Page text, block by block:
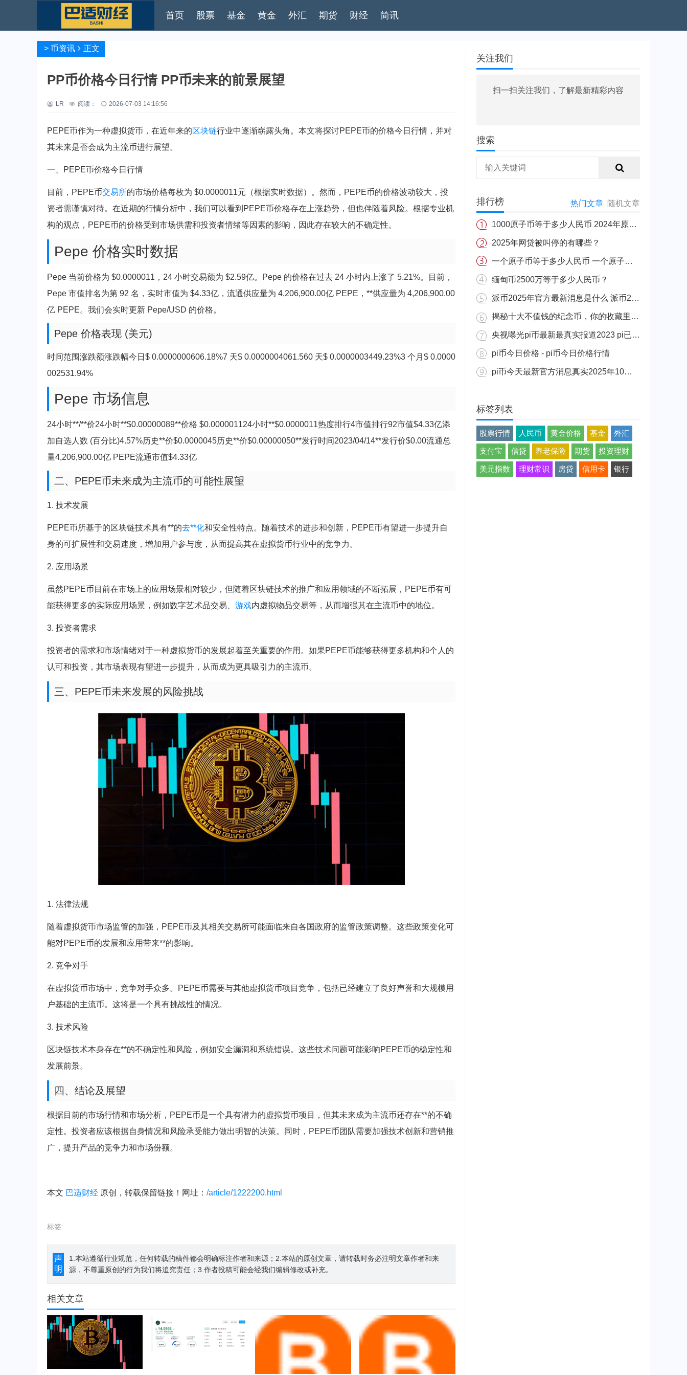
首页 股票 基金 黄金 外汇 期货 财经 简讯
> 币资讯 正文
PP币价格今日行情 PP币未来的前景展望
LR 阅读： 2026-07-03 14:16:56
PEPE币作为一种虚拟货币，在近年来的区块链行业中逐渐崭露头角。本文将探讨PEPE币的价格今日行情，并对
其未来是否会成为主流币进行展望。
一、PEPE币价格今日行情
目前，PEPE币交易所的市场价格每枚为 $0.0000011元（根据实时数据）。然而，PEPE币的价格波动较大，投
资者需谨慎对待。在近期的行情分析中，我们可以看到PEPE币价格存在上涨趋势，但也伴随着风险。根据专业机
构的观点，PEPE币的价格受到市场供需和投资者情绪等因素的影响，因此存在较大的不确定性。
Pepe 价格实时数据
Pepe 当前价格为 $0.0000011，24 小时交易额为 $2.59亿。Pepe 的价格在过去 24 小时内上涨了 5.21%。目前，
Pepe 市值排名为第 92 名，实时市值为 $4.33亿，流通供应量为 4,206,900.00亿 PEPE，**供应量为 4,206,900.00
亿 PEPE。我们会实时更新 Pepe/USD 的价格。
Pepe 价格表现 (美元)
时间范围涨跌额涨跌幅今日$ 0.0000000606.18%7 天$ 0.0000004061.560 天$ 0.0000003449.23%3 个月$ 0.0000
002531.94%
Pepe 市场信息
24小时**/**价24小时**$0.00000089**价格 $0.000001124小时**$0.0000011热度排行4市值排行92市值$4.33亿添
加自选人数 (百分比)4.57%历史**价$0.0000045历史**价$0.00000050**发行时间2023/04/14**发行价$0.00流通总
量4,206,900.00亿 PEPE流通市值$4.33亿
二、PEPE币未来成为主流币的可能性展望
1. 技术发展
PEPE币所基于的区块链技术具有**的去**化和安全性特点。随着技术的进步和创新，PEPE币有望进一步提升自
身的可扩展性和交易速度，增加用户参与度，从而提高其在虚拟货币行业中的竞争力。
2. 应用场景
虽然PEPE币目前在市场上的应用场景相对较少，但随着区块链技术的推广和应用领域的不断拓展，PEPE币有可
能获得更多的实际应用场景，例如数字艺术品交易、 游戏内虚拟物品交易等，从而增强其在主流币中的地位。
3. 投资者需求
投资者的需求和市场情绪对于一种虚拟货币的发展起着至关重要的作用。如果PEPE币能够获得更多机构和个人的
认可和投资，其市场表现有望进一步提升，从而成为更具吸引力的主流币。
三、PEPE币未来发展的风险挑战
1. 法律法规
随着虚拟货币市场监管的加强，PEPE币及其相关交易所可能面临来自各国政府的监管政策调整。这些政策变化可
能对PEPE币的发展和应用带来**的影响。
2. 竞争对手
在虚拟货币市场中，竞争对手众多。PEPE币需要与其他虚拟货币项目竞争，包括已经建立了良好声誉和大规模用
户基础的主流币。这将是一个具有挑战性的情况。
3. 技术风险
区块链技术本身存在**的不确定性和风险，例如安全漏洞和系统错误。这些技术问题可能影响PEPE币的稳定性和
发展前景。
四、结论及展望
根据目前的市场行情和市场分析，PEPE币是一个具有潜力的虚拟货币项目，但其未来成为主流币还存在**的不确
定性。投资者应该根据自身情况和风险承受能力做出明智的决策。同时，PEPE币团队需要加强技术创新和营销推
广，提升产品的竞争力和市场份额。
本文 巴适财经 原创，转载保留链接！网址： /article/1222200.html
标签:
声
明
1.本站遵循行业规范，任何转载的稿件都会明确标注作者和来源；2.本站的原创文章，请转载时务必注明文章作者和来
源，不尊重原创的行为我们将追究责任；3.作者投稿可能会经我们编辑修改或补充。
相关文章
关注我们
扫一扫关注我们，了解最新精彩内容
搜索
排行榜 热门文章 随机文章
1000原子币等于多少人民币 2024年原子币最新价格介绍一览
2025年网贷被叫停的有哪些？
一个原子币等于多少人民币 一个原子币价格介绍
缅甸币2500万等于多少人民币？
派币2025年官方最新消息是什么 派币2025年官方最新消息真实分享
揭秘十大不值钱的纪念币，你的收藏里有吗？
央视曝光pi币最新最真实报道2023 pi已经成功了是真的吗（假的）
pi币今日价格 - pi币今日价格行情
pi币今天最新官方消息真实2025年10月 派币今天最新消息介绍
标签列表
股票行情 人民币 黄金价格 基金 外汇
支付宝 信贷 养老保险 期货 投资理财
美元指数 理财常识 房贷 信用卡 银行